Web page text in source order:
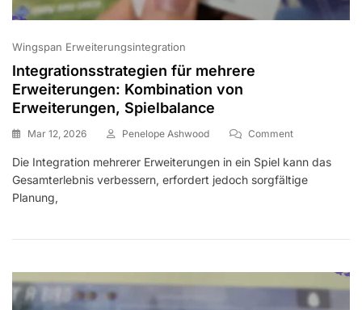
Wingspan Erweiterungsintegration
Integrationsstrategien für mehrere
Erweiterungen: Kombination von
Erweiterungen, Spielbalance
Mar 12, 2026 Penelope Ashwood CommentOn
Für
Mehrere
Erweiterungen,
Die Integration mehrerer Erweiterungen in ein Spiel kann das
Gesamterlebnis verbessern, erfordert jedoch sorgfältige
Planung,